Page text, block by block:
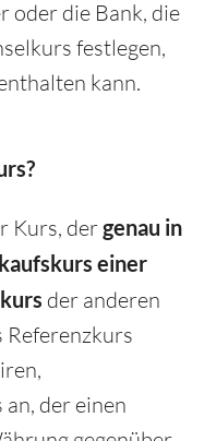
oder die Bank, die
festlegen,
kann.
Kurs, dergenau in
einer
der anderen
der einen